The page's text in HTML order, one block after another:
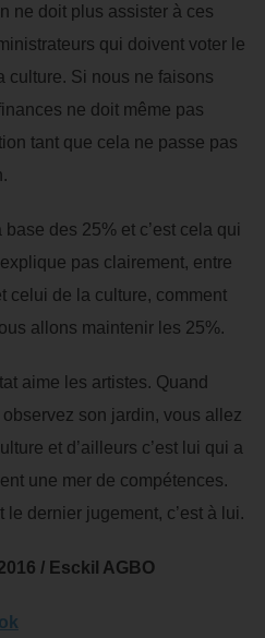
ne doit plus assister à ces
qui doivent voter le
culture. Si nous ne faisons
ne doit même pas
tant que cela ne passe pas
des 25% et c’est cela qui
pas clairement, entre
celui de la culture, comment
allons maintenir les 25%.
aime les artistes. Quand
son jardin, vous allez
et d’ailleurs c’est lui qui a
une mer de compétences.
le dernier jugement, c’est à lui.
/ Esckil AGBO